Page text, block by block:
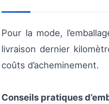
Pour la mode,
livraison dernier
coûts d’acheminement.
Conseils pratiques